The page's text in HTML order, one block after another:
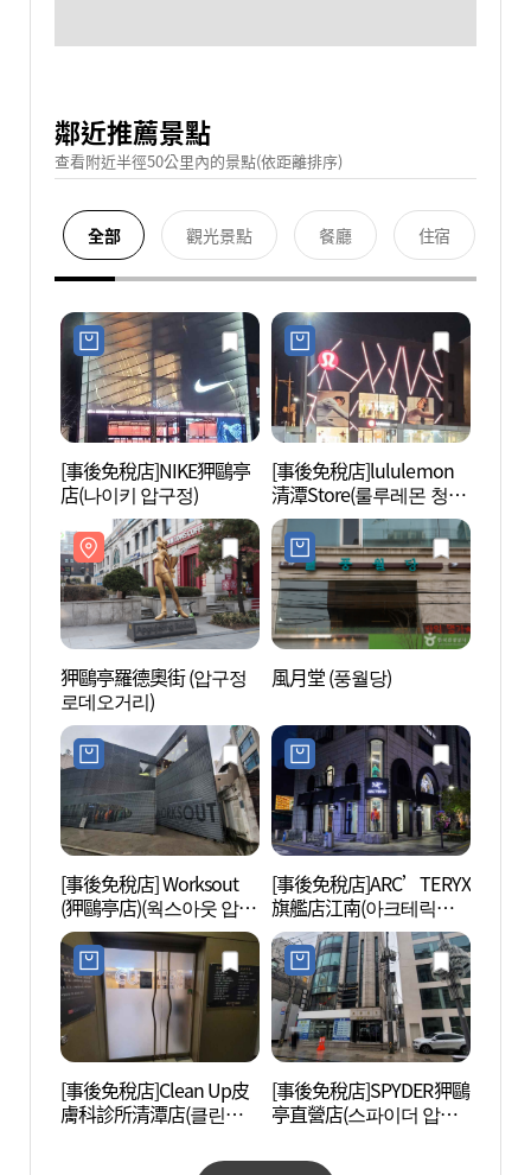
鄰近推薦景點
查看附近半徑50公里內的景點(依距離排序)
全部 觀光景點 餐廳 住宿
[事後免稅店]NIKE狎鷗亭
店(나이키 압구정)
[事後免稅店]lululemon
清潭Store(룰루레몬 청담
스토어)
狎鷗亭羅德奧街 (압구정
로데오거리)
風月堂 (풍월당)
[事後免稅店] Worksout
(狎鷗亭店)(웍스아웃 압구
정점)
[事後免稅店]ARC’TERYX
旗艦店江南(아크테릭스
플래그십스토어 강남)
[事後免稅店]Clean Up皮
膚科診所清潭店(클린업
[事後免稅店]SPYDER狎鷗
亭直營店(스파이더 압구